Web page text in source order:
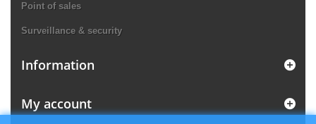
Point of sales
Surveillance & security
Information
My account